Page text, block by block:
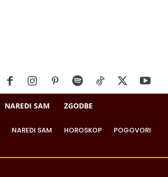
NAREDI SAM ZGODBE
NAREDI SAM HOROSKOP POGOVORI